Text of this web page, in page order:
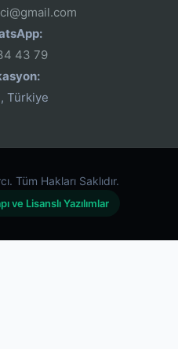
43 79
Türkiye
Tüm Hakları Saklıdır.
ve Lisanslı Yazılımlar